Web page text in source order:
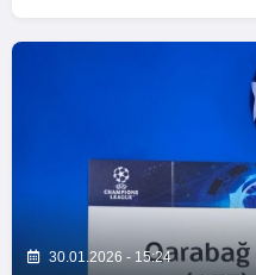
30.01.2026 - 15:24